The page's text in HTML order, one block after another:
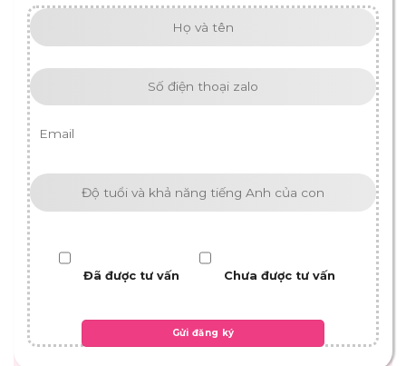
Đã được tư vấn Chưa được tư vấn